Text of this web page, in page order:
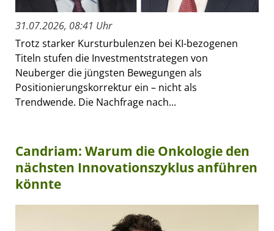
31.07.2026, 08:41 Uhr
Trotz starker Kursturbulenzen bei KI-bezogenen
Titeln stufen die Investmentstrategen von
Neuberger die jüngsten Bewegungen als
Positionierungskorrektur ein – nicht als
Trendwende. Die Nachfrage nach...
Candriam: Warum die Onkologie den
nächsten Innovationszyklus anführen
könnte